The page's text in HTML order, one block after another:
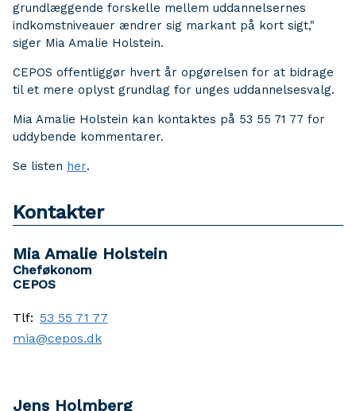
grundlæggende forskelle mellem uddannelsernes
indkomstniveauer ændrer sig markant på kort sigt,"
siger Mia Amalie Holstein.
CEPOS offentliggør hvert år opgørelsen for at bidrage
til et mere oplyst grundlag for unges uddannelsesvalg.
Mia Amalie Holstein kan kontaktes på 53 55 71 77 for
uddybende kommentarer.
Se listen her.
Kontakter
Mia Amalie Holstein
Cheføkonom
CEPOS
Tlf: 53 55 71 77
mia@cepos.dk
Jens Holmberg